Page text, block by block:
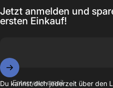
Jetzt anmelden und
ersten Einkauf!
Enter your email
Du kannst dich jederzeit über den